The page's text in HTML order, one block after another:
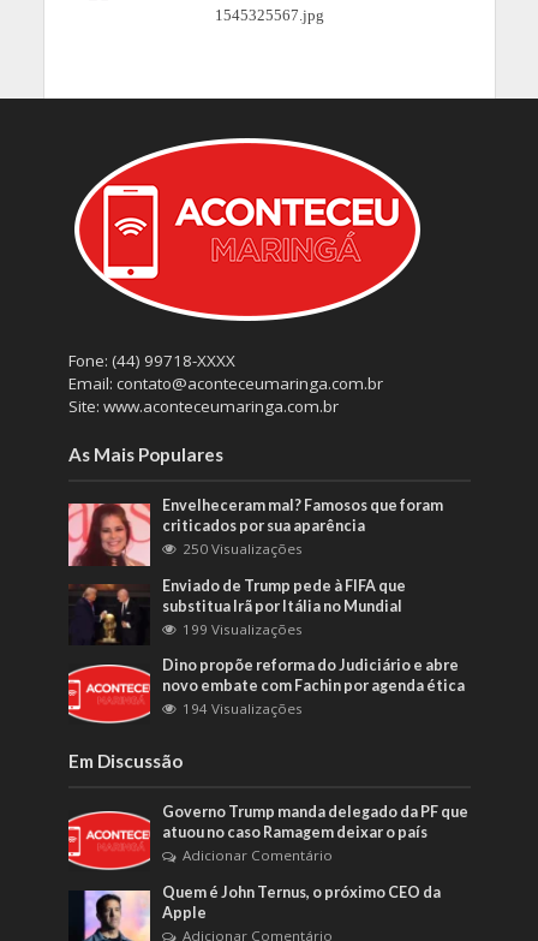
Fone: (44) 99718-XXXX
Email: contato@aconteceumaringa.com.br
Site: www.aconteceumaringa.com.br
As Mais Populares
Envelheceram mal? Famosos que foram
criticados por sua aparência
250 Visualizações
Enviado de Trump pede à FIFA que
substitua Irã por Itália no Mundial
199 Visualizações
Dino propõe reforma do Judiciário e abre
novo embate com Fachin por agenda ética
194 Visualizações
Em Discussão
Governo Trump manda delegado da PF que
atuou no caso Ramagem deixar o país
Adicionar Comentário
Quem é John Ternus, o próximo CEO da
Apple
Adicionar Comentário